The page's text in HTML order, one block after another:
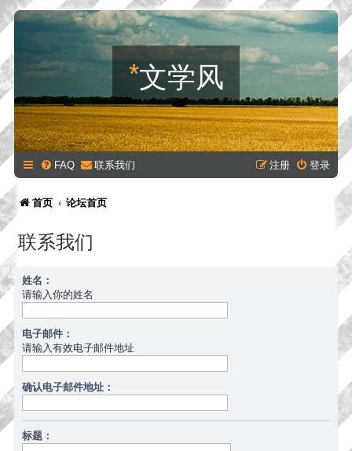
*文学风
FAQ 联系我们 登录
注册
首页 论坛首页
联系我们
姓名：
请输入你的姓名
电子邮件：
请输入有效电子邮件地址
确认电子邮件地址：
标题：